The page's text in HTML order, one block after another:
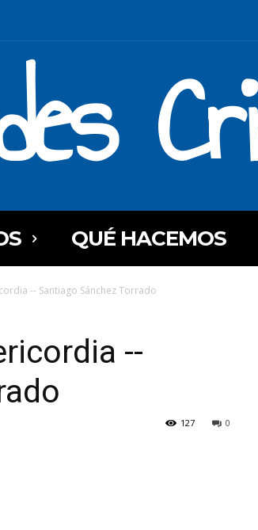
QUÉ HACEMOS
-- Santiago Sánchez Torrado
--
0
127